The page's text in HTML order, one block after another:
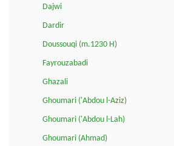
Dajwi
Dardir
Doussouqi (m.1230 H)
Fayrouzabadi
Ghazali
Ghoumari ('Abdou l-Aziz)
Ghoumari ('Abdou l-Lah)
Ghoumari (Ahmad)